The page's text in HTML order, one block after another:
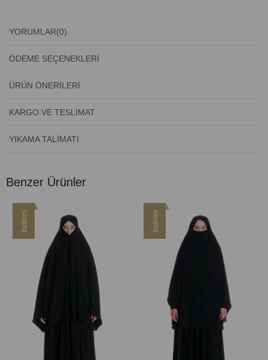
YORUMLAR(0)
ÖDEME SEÇENEKLERI
ÜRÜN ÖNERILERI
KARGO VE TESLIMAT
YIKAMA TALIMATI
Benzer Ürünler
İndirim İndirim